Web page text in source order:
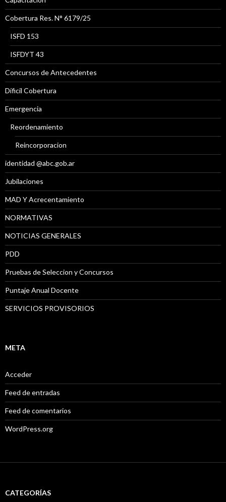
Cobertura Res. N° 6179/25
ISFD 153
ISFDYT 43
Concursos de Antecedentes
Díficil Cobertura
Emergencia
Reordenamiento
Reincorporacion
identidad @abc.gob.ar
Jubilaciones
MAD Y Acrecentamiento
NORMATIVAS
NOTICIAS GENERALES
PDD
Pruebas de Seleccion y Concursos
Puntaje Anual Docente
SERVICIOS PROVISORIOS
META
Acceder
Feed de entradas
Feed de comentarios
WordPress.org
CATEGORÍAS